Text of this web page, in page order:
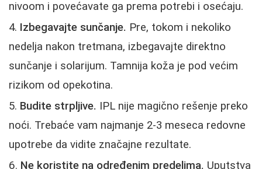
nivoom i povećavate ga prema potrebi i osećaju.
Izbegavajte sunčanje. Pre, tokom i nekoliko
nedelja nakon tretmana, izbegavajte direktno
sunčanje i solarijum. Tamnija koža je pod većim
rizikom od opekotina.
Budite strpljive. IPL nije magično rešenje preko
noći. Trebaće vam najmanje 2-3 meseca redovne
upotrebe da vidite značajne rezultate.
Ne koristite na određenim predelima. Uputstva